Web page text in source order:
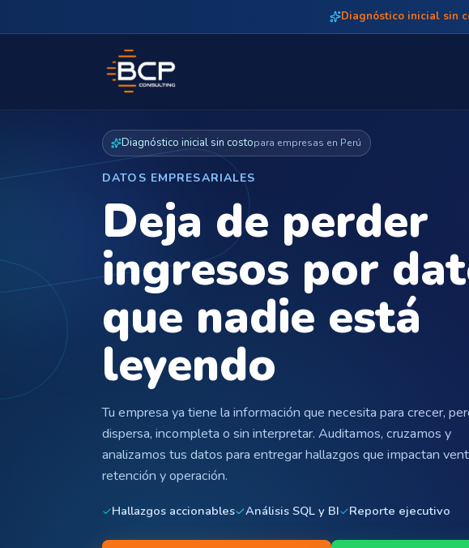
Diagnóstico inicial sin
Diagnóstico inicial sin costopara empresas en Perú
DATOS EMPRESARIALES
Deja de perder
ingresos por
que nadie está
leyendo
Tu empresa ya tiene la información que necesita para crecer,
dispersa, incompleta o sin interpretar. Auditamos, cruzamos y
analizamos tus datos para entregar hallazgos que impactan
retención y operación.
Hallazgos accionables Análisis SQL y BI Reporte ejecutivo